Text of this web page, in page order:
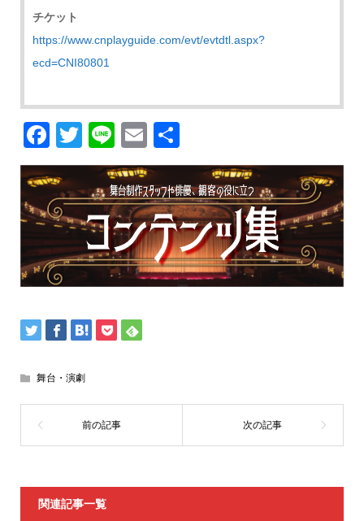
チケット
https://www.cnplayguide.com/evt/evtdtl.aspx?
ecd=CNI80801
Facebook
Twitter
LineEmail
有
舞台・演劇
関連記事一覧